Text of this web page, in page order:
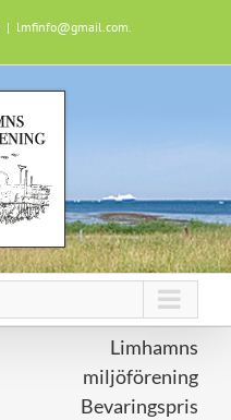
| lmfinfo@gmail.com.
Limhamns
miljöförening
Bevaringspris